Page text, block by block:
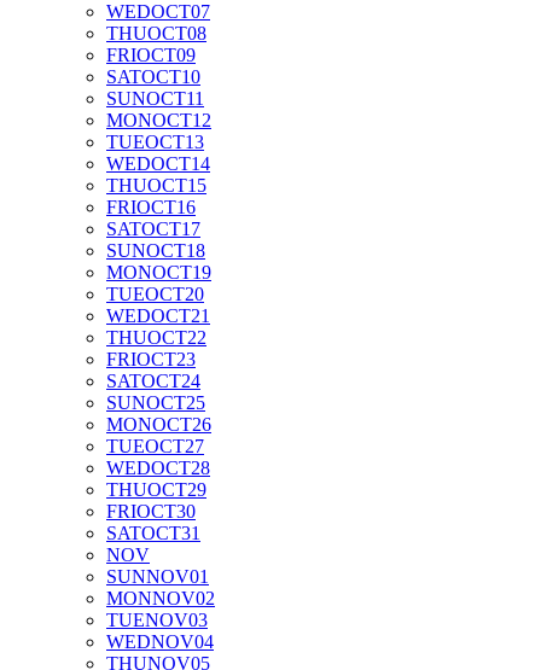
WEDOCT07
THUOCT08
FRIOCT09
SATOCT10
SUNOCT11
MONOCT12
TUEOCT13
WEDOCT14
THUOCT15
FRIOCT16
SATOCT17
SUNOCT18
MONOCT19
TUEOCT20
WEDOCT21
THUOCT22
FRIOCT23
SATOCT24
SUNOCT25
MONOCT26
TUEOCT27
WEDOCT28
THUOCT29
FRIOCT30
SATOCT31
NOV
SUNNOV01
MONNOV02
TUENOV03
WEDNOV04
THUNOV05